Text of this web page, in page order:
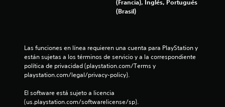
o
a
l
(Francia), Inglés, Portugués
(Brasil)
Las funciones en línea requieren una cuenta para PlayStation y
están sujetas a los términos de servicio y a la correspondiente
política de privacidad (playstation.com/Terms y
playstation.com/legal/privacy-policy).
El software está sujeto a licencia
(us.playstation.com/softwarelicense/sp).